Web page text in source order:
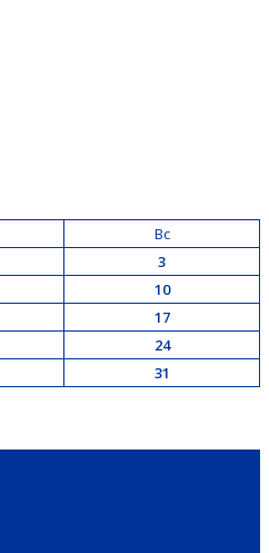
Вс
3
10
17
24
31